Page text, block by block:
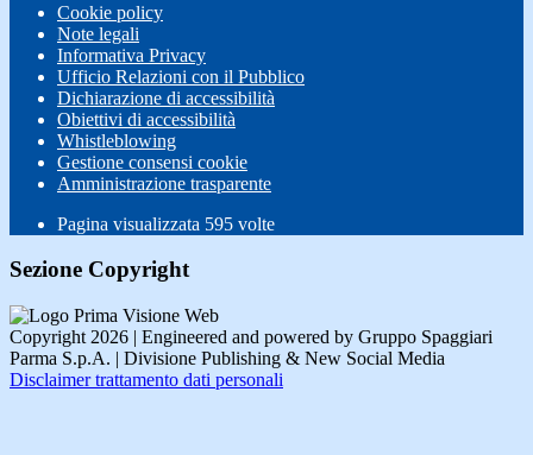
Cookie policy
Note legali
Informativa Privacy
Ufficio Relazioni con il Pubblico
Dichiarazione di accessibilità
Obiettivi di accessibilità
Whistleblowing
Gestione consensi cookie
Amministrazione trasparente
Pagina visualizzata 595 volte
Sezione Copyright
Copyright 2026 | Engineered and powered by Gruppo Spaggiari
Parma S.p.A. | Divisione Publishing & New Social Media
Disclaimer trattamento dati personali